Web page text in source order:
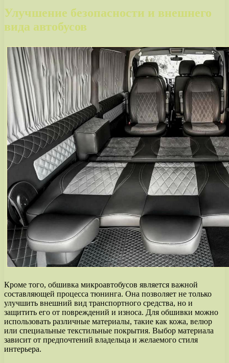
Улучшение безопасности и внешнего
вида автобусов
Кроме того, обшивка микроавтобусов является важной
составляющей процесса тюнинга. Она позволяет не только
улучшить внешний вид транспортного средства, но и
защитить его от повреждений и износа. Для обшивки можно
использовать различные материалы, такие как кожа, велюр
или специальные текстильные покрытия. Выбор материала
зависит от предпочтений владельца и желаемого стиля
интерьера.